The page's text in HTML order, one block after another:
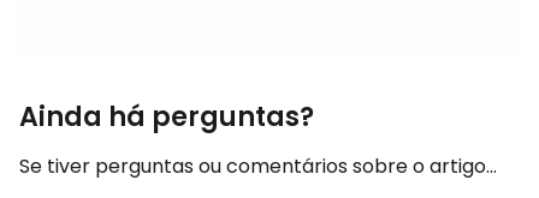
Ainda há perguntas?
Se tiver perguntas ou comentários sobre o artigo...